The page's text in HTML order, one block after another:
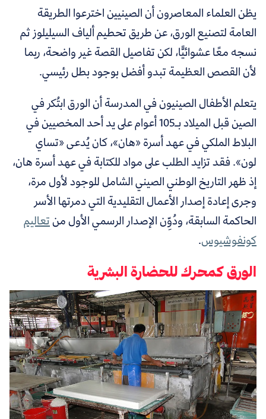
يظن العلماء المعاصرون أن الصينيين اخترعوا الطريقة
العامة لتصنيع الورق، عن طريق تحطيم ألياف السيليلوز ثم
نسجه معًا عشوائيًّا، لكن تفاصيل القصة غير واضحة، ربما
لأن القصص العظيمة تبدو أفضل بوجود بطل رئيسي.
يتعلم الأطفال الصينيون في المدرسة أن الورق ابتُكر في
الصين قبل الميلاد بـ105 أعوام على يد أحد المخصيين في
البلاط الملكي في عهد أسرة«هان»،كان يُدعى«تساي
لون».فقد تزايد الطلب على مواد للكتابة في عهد أسرة هان،
إذ ظهر التاريخ الوطني الصيني الشامل للوجود لأول مرة،
وجرى إعادة إصدار الأعمال التقليدية التي دمرتها الأسر
الحاكمة السابقة، ودُوِّن الإصدار الرسمي الأول منتعاليم
كونفوشيوس.
الورق كمحرك للحضارة البشرية